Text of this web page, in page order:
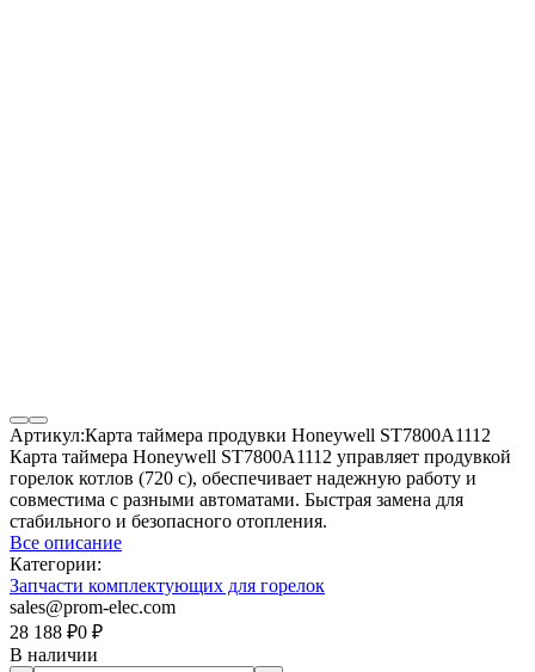
Артикул:Карта таймера продувки Honeywell ST7800A1112
Карта таймера Honeywell ST7800A1112 управляет продувкой
горелок котлов (720 с), обеспечивает надежную работу и
совместима с разными автоматами. Быстрая замена для
стабильного и безопасного отопления.
Все описание
Категории:
Запчасти комплектующих для горелок
sales@prom-elec.com
28 188 ₽0 ₽
В наличии